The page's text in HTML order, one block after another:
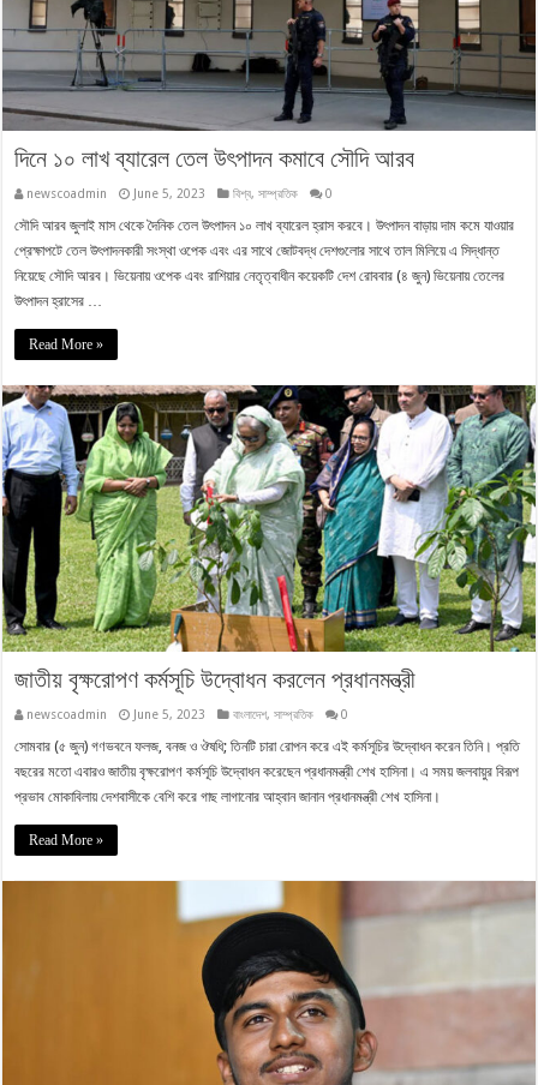
দিনে ১০ লাখ ব্যারেল তেল উৎপাদন কমাবে সৌদি আরব
newscoadmin June 5, 2023 বিশ্ব,সাম্প্রতিক 0
সৌদি আরব জুলাই মাস থেকে দৈনিক তেল উৎপাদন ১০ লাখ ব্যারেল হ্রাস করবে। উৎপাদন বাড়ায় দাম কমে যাওয়ার
প্রেক্ষাপটে তেল উৎপাদনকারী সংস্থা ওপেক এবং এর সাথে জোটবদ্ধ দেশগুলোর সাথে তাল মিলিয়ে এ সিদ্ধান্ত
নিয়েছে সৌদি আরব। ভিয়েনায় ওপেক এবং রাশিয়ার নেতৃত্বাধীন কয়েকটি দেশ রোববার (৪ জুন) ভিয়েনায় তেলের
উৎপাদন হ্রাসের …
Read More »
জাতীয় বৃক্ষরোপণ কর্মসূচি উদ্বোধন করলেন প্রধানমন্ত্রী
newscoadmin June 5, 2023 বাংলাদেশ,সাম্প্রতিক 0
সোমবার (৫ জুন) গণভবনে ফলজ, বনজ ও ঔষধি; তিনটি চারা রোপন করে এই কর্মসূচির উদ্বোধন করেন তিনি। প্রতি
বছরের মতো এবারও জাতীয় বৃক্ষরোপণ কর্মসূচি উদ্বোধন করেছেন প্রধানমন্ত্রী শেখ হাসিনা। এ সময় জলবায়ুর বিরূপ
প্রভাব মোকাবিলায় দেশবাসীকে বেশি করে গাছ লাগানোর আহ্বান জানান প্রধানমন্ত্রী শেখ হাসিনা।
Read More »